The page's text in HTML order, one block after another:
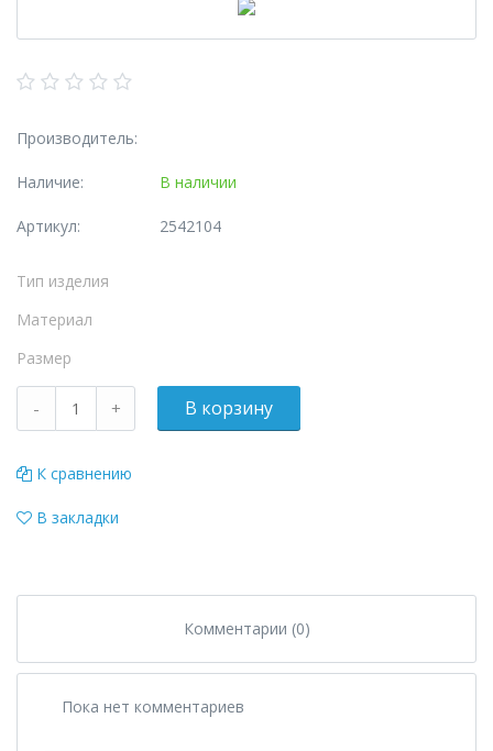
Производитель:
Наличие: В наличии
Артикул: 2542104
Тип изделия
Материал
Размер
К сравнению
В закладки
Комментарии (0)
Пока нет комментариев